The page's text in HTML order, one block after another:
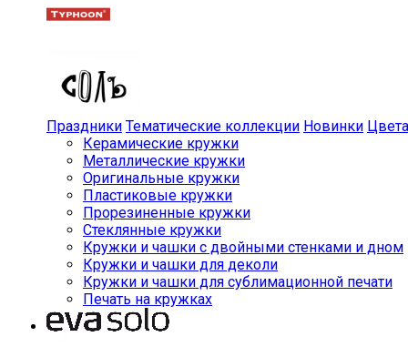
Праздники Тематические коллекции Новинки Цвета
Керамические кружки
Металлические кружки
Оригинальные кружки
Пластиковые кружки
Прорезиненные кружки
Стеклянные кружки
Кружки и чашки с двойными стенками и дном
Кружки и чашки для деколи
Кружки и чашки для сублимационной печати
Печать на кружках